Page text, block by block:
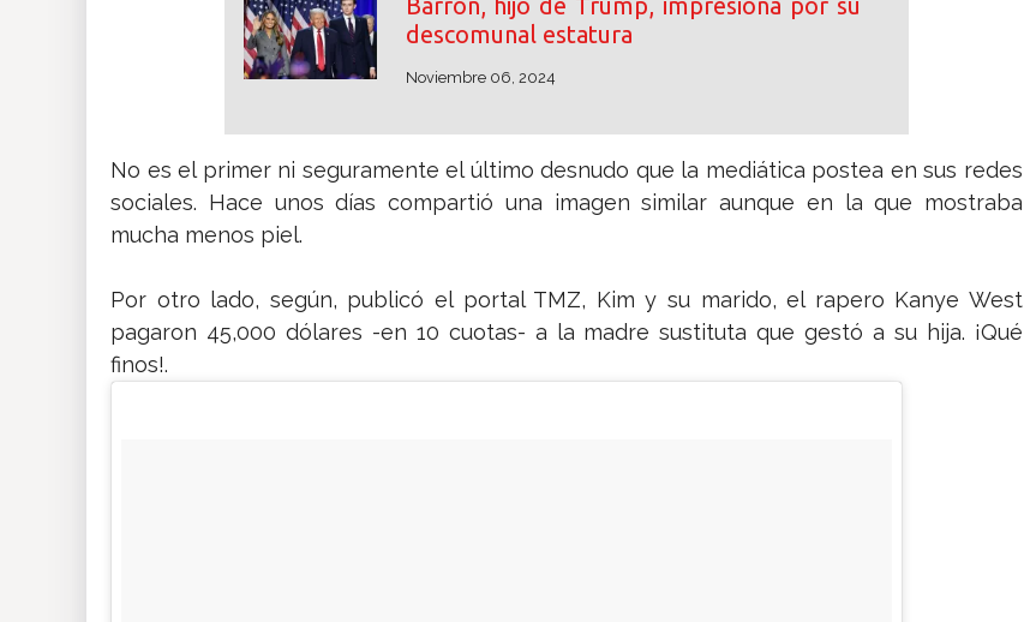
Barron, hijo de Trump, impresiona por su
descomunal estatura
Noviembre 06, 2024
No es el primer ni seguramente el último desnudo que la mediática postea en sus redes
sociales. Hace unos días compartió una imagen similar aunque en la que mostraba
mucha menos piel.
Por otro lado, según, publicó el portal TMZ, Kim y su marido, el rapero Kanye West
pagaron 45,000 dólares -en 10 cuotas- a la madre sustituta que gestó a su hija. ¡Qué
finos!.